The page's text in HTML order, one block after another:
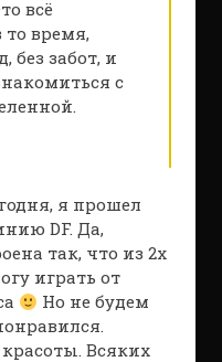
всё
то время,
без забот, и
с
я прошел
DF. Да,
так, что из 2х
играть от
Но не будем
Всяких